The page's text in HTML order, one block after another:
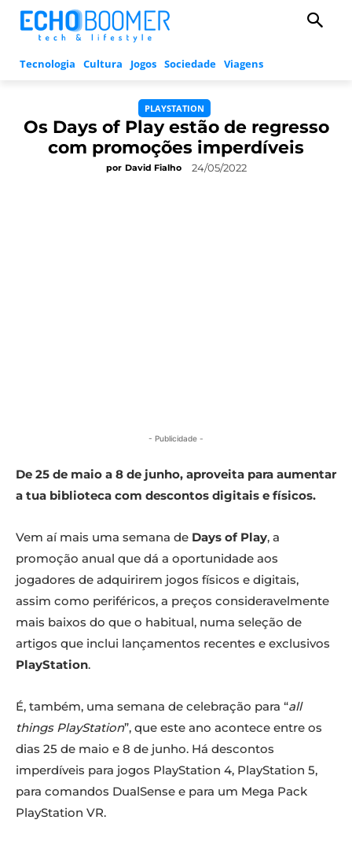
Tecnologia Cultura Jogos Sociedade Viagens
PLAYSTATION
Os Days of Play estão de regresso
com promoções imperdíveis
por David Fialho 24/05/2022
- Publicidade -
De 25 de maio a 8 de junho, aproveita para aumentar
a tua biblioteca com descontos digitais e físicos.
Vem aí mais uma semana de Days of Play, a
promoção anual que dá a oportunidade aos
jogadores de adquirirem jogos físicos e digitais,
assim como periféricos, a preços consideravelmente
mais baixos do que o habitual, numa seleção de
artigos que inclui lançamentos recentes e exclusivos
PlayStation.
É, também, uma semana de celebração para “all
things PlayStation”, que este ano acontece entre os
dias 25 de maio e 8 de junho. Há descontos
imperdíveis para jogos PlayStation 4, PlayStation 5,
para comandos DualSense e para um Mega Pack
PlayStation VR.